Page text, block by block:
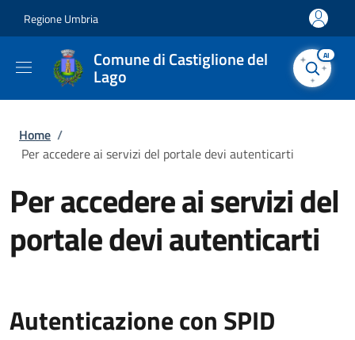
Regione Umbria
Comune di Castiglione del
Lago
AI
Briciole di pane
Home /
Per accedere ai servizi del portale devi autenticarti
Per accedere ai servizi del
portale devi autenticarti
Autenticazione con SPID